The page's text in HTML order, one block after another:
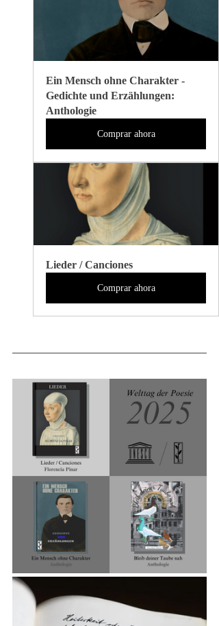
Ein Mensch ohne Charakter -
Gedichte und Erzählungen:
Anthologie
Comprar ahora
Lieder / Canciones
Comprar ahora